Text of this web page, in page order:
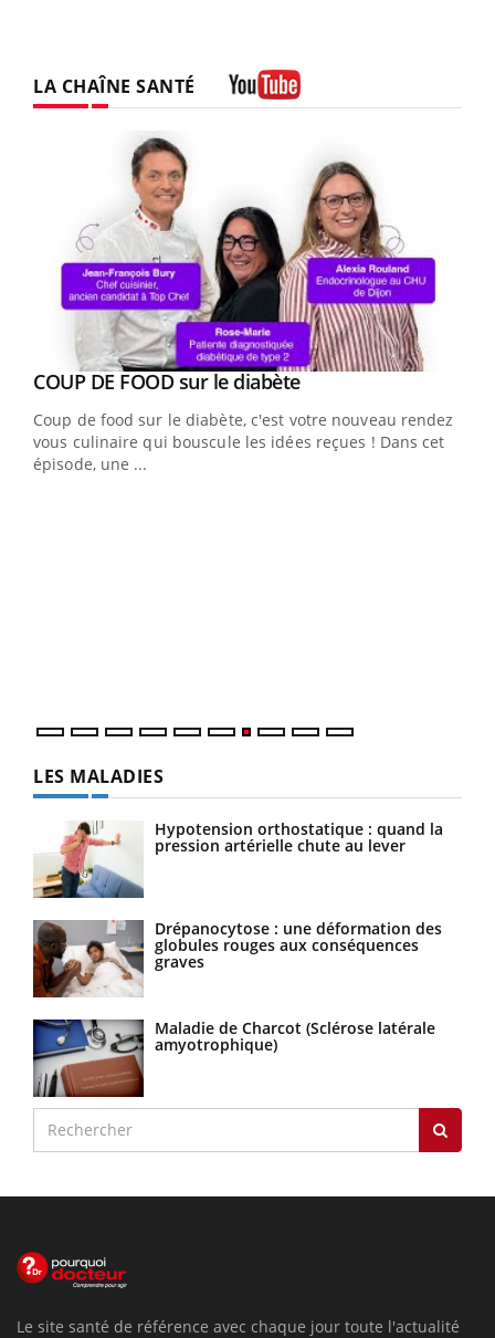
LA CHAÎNE SANTÉ
Youtube
COUP DE FOOD sur le diabèteYoutube
Coup de food sur le diabète, c'est votre nouveau rendez-
vous culinaire qui bouscule les idées reçues ! Dans cet
épisode, une ...
LES MALADIES
Hypotension orthostatique : quand la
pression artérielle chute au lever
Drépanocytose : une déformation des
globules rouges aux conséquences
graves
Maladie de Charcot (Sclérose latérale
amyotrophique)
Le site santé de référence avec chaque jour toute l'actualité